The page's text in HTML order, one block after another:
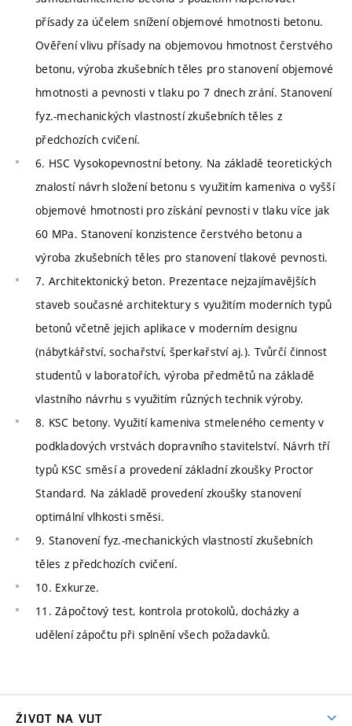
přísady za účelem snížení objemové hmotnosti betonu.
Ověření vlivu přísady na objemovou hmotnost čerstvého
betonu, výroba zkušebních těles pro stanovení objemové
hmotnosti a pevnosti v tlaku po 7 dnech zrání. Stanovení
fyz.-mechanických vlastností zkušebních těles z
předchozích cvičení.
6. HSC Vysokopevnostní betony. Na základě teoretických
znalostí návrh složení betonu s využitím kameniva o vyšší
objemové hmotnosti pro získání pevnosti v tlaku více jak
60 MPa. Stanovení konzistence čerstvého betonu a
výroba zkušebních těles pro stanovení tlakové pevnosti.
7. Architektonický beton. Prezentace nejzajímavějších
staveb současné architektury s využitím moderních typů
betonů včetně jejich aplikace v moderním designu
(nábytkářství, sochařství, šperkařství aj.). Tvůrčí činnost
studentů v laboratořích, výroba předmětů na základě
vlastního návrhu s využitím různých technik výroby.
8. KSC betony. Využití kameniva stmeleného cementy v
podkladových vrstvách dopravního stavitelství. Návrh tří
typů KSC směsí a provedení základní zkoušky Proctor
Standard. Na základě provedení zkoušky stanovení
optimální vlhkosti směsi.
9. Stanovení fyz.-mechanických vlastností zkušebních
těles z předchozích cvičení.
10. Exkurze.
11. Zápočtový test, kontrola protokolů, docházky a
udělení zápočtu při splnění všech požadavků.
ŽIVOT NA VUT